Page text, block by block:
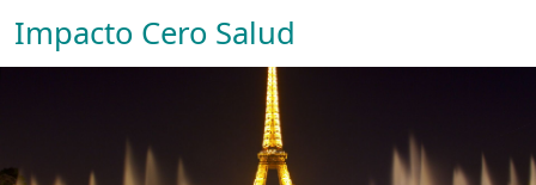
Impacto Cero Salud